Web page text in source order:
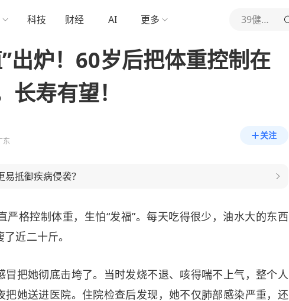
科技 财经 AI 更多 39健康网
出炉！60岁后把体重控制在
寿有望！
东
关注
抵御疾病侵袭？
严格控制体重，生怕“发福”。每天吃得很少，油水大的东西
近二十斤。
冒把她彻底击垮了。当时发烧不退、咳得喘不上气，整个人
把她送进医院。住院检查后发现，她不仅肺部感染严重，还